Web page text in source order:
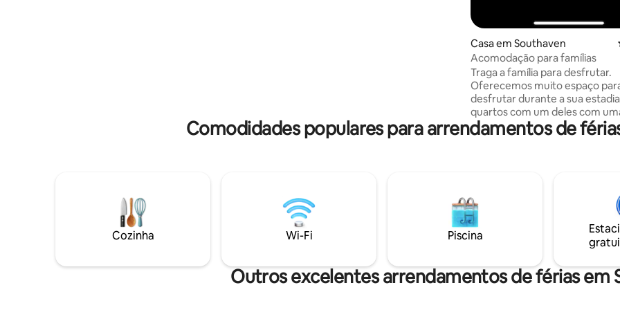
Casa em Southaven
Acomodação para famílias
Traga a família para desfrutar.
Oferecemos muito espaço
desfrutar durante a sua
quartos com um deles com
air hockey de tamanho
oferece um pátio coberto para
casa é conveniente para
restaurantes excelentes e
fazer. O centro de Memphis
a apenas 25 minutos de carro.
relaxe e divirta-se. Nota - Esta é uma
moradores locais, com algumas
exceções.
Comodidades populares para arrendamentos de
Cozinha Wi-Fi Piscina
Outros excelentes arrendamentos de férias em